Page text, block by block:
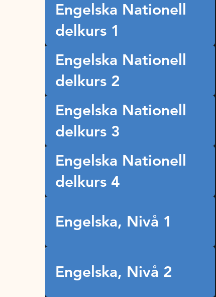
Engelska Nationell
delkurs 1
Engelska Nationell
delkurs 2
Engelska Nationell
delkurs 3
Engelska Nationell
delkurs 4
Engelska, Nivå 1
Engelska, Nivå 2